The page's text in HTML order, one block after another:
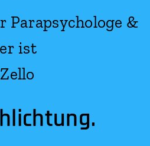
Parapsychologe &
ist